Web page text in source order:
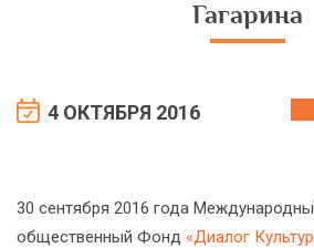
Гагарина
4 ОКТЯБРЯ 2016
30 сентября 2016 года
общественный Фонд «Диалог